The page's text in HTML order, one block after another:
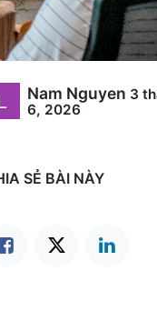
Nam Nguyen 3
6, 2026
SẺ BÀI NÀY